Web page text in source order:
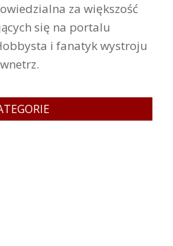
za większość
się na portalu
i fanatyk wystroju
wnetrz.